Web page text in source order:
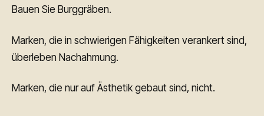
Bauen Sie Burggräben.
Marken, die in schwierigen Fähigkeiten verankert sind,
überleben Nachahmung.
Marken, die nur auf Ästhetik gebaut sind, nicht.